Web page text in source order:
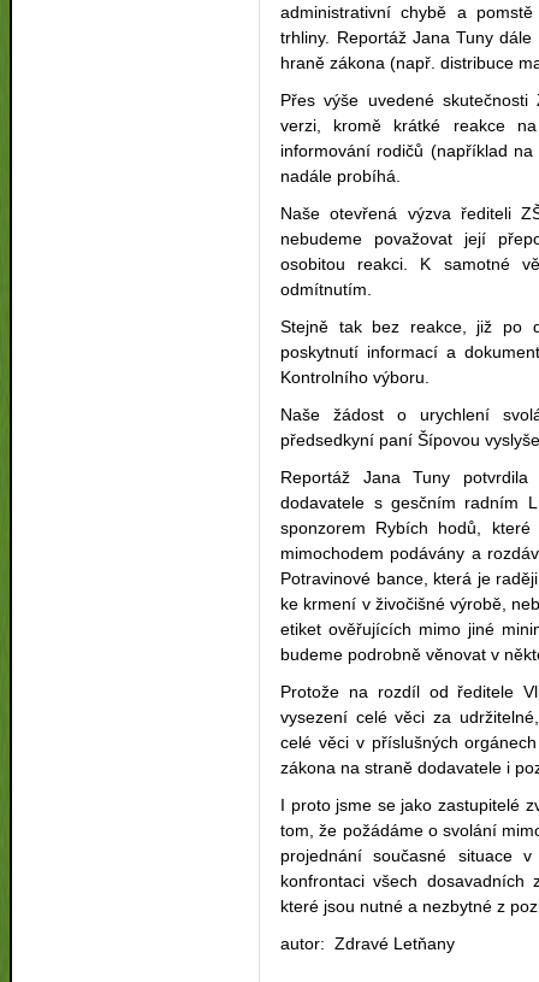
administrativní chybě a
trhliny. Reportáž Jana Tuny
hraně zákona (např. distribuce
Přes výše uvedené
verzi, kromě krátké reakce
informování rodičů (například
nadále probíhá.
Naše otevřená výzva řediteli
nebudeme považovat její
osobitou reakci. K samotné
odmítnutím.
Stejně tak bez reakce, již po
poskytnutí informací a
Kontrolního výboru.
Naše žádost o urychlení
předsedkyní paní Šípovou
Reportáž Jana Tuny
dodavatele s gesčním radním
sponzorem Rybích hodů,
mimochodem podávány a
Potravinové bance, která je
ke krmení v živočišné výrobě,
etiket ověřujících mimo jiné
budeme podrobně věnovat v
Protože na rozdíl od ředitele
vysezení celé věci za
celé věci v příslušných
zákona na straně dodavatele i
I proto jsme se jako zastupitelé
tom, že požádáme o svolání
projednání současné situace
konfrontaci všech dosavadních
které jsou nutné a nezbytné z
autor: Zdravé Letňany